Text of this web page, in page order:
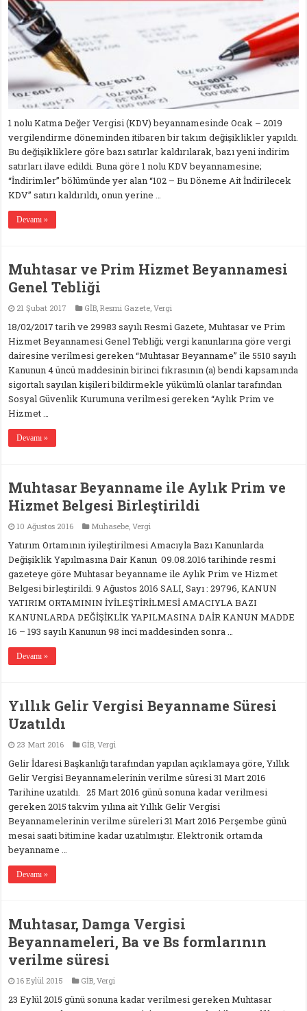
1 nolu Katma Değer Vergisi (KDV) beyannamesinde Ocak – 2019
vergilendirme döneminden itibaren bir takım değişiklikler yapıldı.
Bu değişikliklere göre bazı satırlar kaldırılarak, bazı yeni indirim
satırları ilave edildi. Buna göre 1 nolu KDV beyannamesine;
“İndirimler” bölümünde yer alan “102 – Bu Döneme Ait İndirilecek
KDV” satırı kaldırıldı, onun yerine …
Devamı »
Muhtasar ve Prim Hizmet Beyannamesi
Genel Tebliği
21 Şubat 2017 GİB,Resmi Gazete,Vergi
18/02/2017 tarih ve 29983 sayılı Resmi Gazete, Muhtasar ve Prim
Hizmet Beyannamesi Genel Tebliği; vergi kanunlarına göre vergi
dairesine verilmesi gereken “Muhtasar Beyanname” ile 5510 sayılı
Kanunun 4 üncü maddesinin birinci fıkrasının (a) bendi kapsamında
sigortalı sayılan kişileri bildirmekle yükümlü olanlar tarafından
Sosyal Güvenlik Kurumuna verilmesi gereken “Aylık Prim ve
Hizmet …
Devamı »
Muhtasar Beyanname ile Aylık Prim ve
Hizmet Belgesi Birleştirildi
10 Ağustos 2016 Muhasebe,Vergi
Yatırım Ortamının iyileştirilmesi Amacıyla Bazı Kanunlarda
Değişiklik Yapılmasına Dair Kanun 09.08.2016 tarihinde resmi
gazeteye göre Muhtasar beyanname ile Aylık Prim ve Hizmet
Belgesi birleştirildi. 9 Ağustos 2016 SALI, Sayı : 29796, KANUN
YATIRIM ORTAMININ İYİLEŞTİRİLMESİ AMACIYLA BAZI
KANUNLARDA DEĞİŞİKLİK YAPILMASINA DAİR KANUN MADDE
16 – 193 sayılı Kanunun 98 inci maddesinden sonra …
Devamı »
Yıllık Gelir Vergisi Beyanname Süresi
Uzatıldı
23 Mart 2016 GİB,Vergi
Gelir İdaresi Başkanlığı tarafından yapılan açıklamaya göre, Yıllık
Gelir Vergisi Beyannamelerinin verilme süresi 31 Mart 2016
Tarihine uzatıldı. 25 Mart 2016 günü sonuna kadar verilmesi
gereken 2015 takvim yılına ait Yıllık Gelir Vergisi
Beyannamelerinin verilme süreleri 31 Mart 2016 Perşembe günü
mesai saati bitimine kadar uzatılmıştır. Elektronik ortamda
beyanname …
Devamı »
Muhtasar, Damga Vergisi
Beyannameleri, Ba ve Bs formlarının
verilme süresi
16 Eylül 2015 GİB,Vergi
23 Eylül 2015 günü sonuna kadar verilmesi gereken Muhtasar